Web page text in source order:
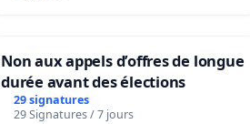
Non aux appels d’offres de longue
durée avant des élections
29 signatures
29 Signatures / 7 jours